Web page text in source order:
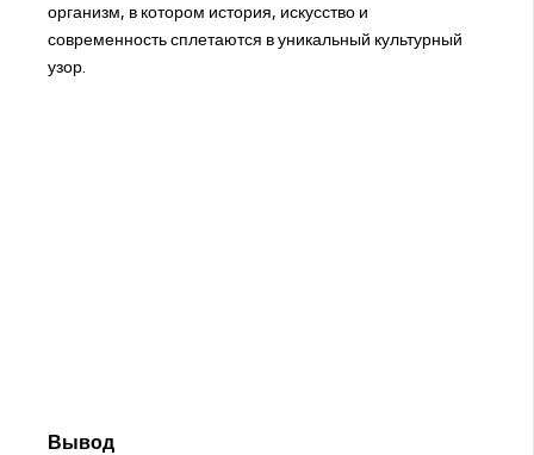
организм, в котором история, искусство и
современность сплетаются в уникальный культурный
узор.
Вывод